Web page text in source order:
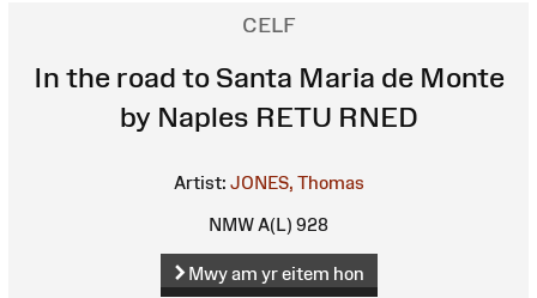
CELF
In the road to Santa Maria de Monte
by Naples RETU RNED
Artist: JONES, Thomas
NMW A(L) 928
Mwy am yr eitem hon